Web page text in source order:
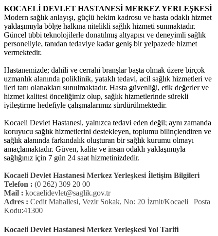
KOCAELİ DEVLET HASTANESİ MERKEZ YERLEŞKESİ
Modern sağlık anlayışı, güçlü hekim kadrosu ve hasta odaklı hizmet
yaklaşımıyla bölge halkına nitelikli sağlık hizmeti sunmaktadır.
Güncel tıbbi teknolojilerle donatılmış altyapısı ve deneyimli sağlık
personeliyle, tanıdan tedaviye kadar geniş bir yelpazede hizmet
vermektedir.
Hastanemizde; dahili ve cerrahi branşlar başta olmak üzere birçok
uzmanlık alanında poliklinik, yataklı tedavi, acil sağlık hizmetleri ve
ileri tanı olanakları sunulmaktadır. Hasta güvenliği, etik değerler ve
hizmet kalitesi önceliğimiz olup, sağlık hizmetlerinde sürekli
iyileştirme hedefiyle çalışmalarımız sürdürülmektedir.
Kocaeli Devlet Hastanesi, yalnızca tedavi eden değil; aynı zamanda
koruyucu sağlık hizmetlerini destekleyen, toplumu bilinçlendiren ve
sağlık alanında farkındalık oluşturan bir sağlık kurumu olmayı
amaçlamaktadır. Güven, kalite ve insan odaklı yaklaşımıyla
sağlığınız için 7 gün 24 saat hizmetinizdedir.
Kocaeli Devlet Hastanesi Merkez Yerleşkesi İletişim Bilgileri
Telefon : (0 262) 309 20 00
Mail : kocaelidevlet@saglik.gov.tr
Adres : Cedit Mahallesi, Vezir Sokak, No: 20 İzmit/Kocaeli | Posta
Kodu:41300
Kocaeli Devlet Hastanesi Merkez Yerleşkesi Yol Tarifi